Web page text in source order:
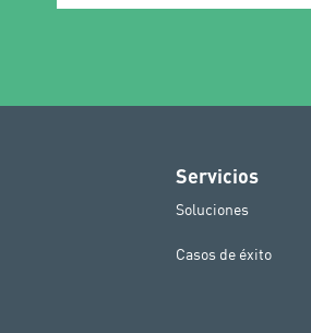
Servicios
Soluciones
Casos de éxito